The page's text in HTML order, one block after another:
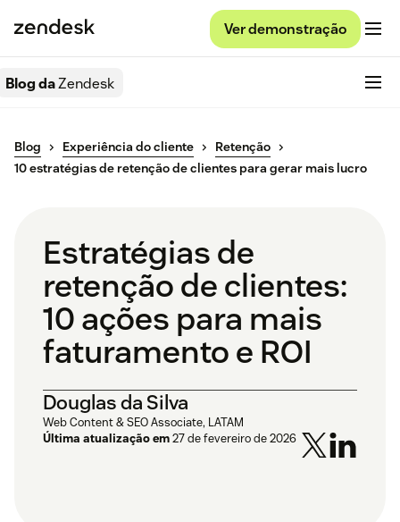
Ver demonstração
Blog daZendesk
Blog Experiência do cliente
Retenção
10 estratégias de retenção de clientes para gerar mais lucro
Estratégias de
retenção de clientes:
10 ações para mais
faturamento e ROI
Douglas da Silva
Web Content & SEO Associate, LATAM
Última atualização em27 de fevereiro de 2026